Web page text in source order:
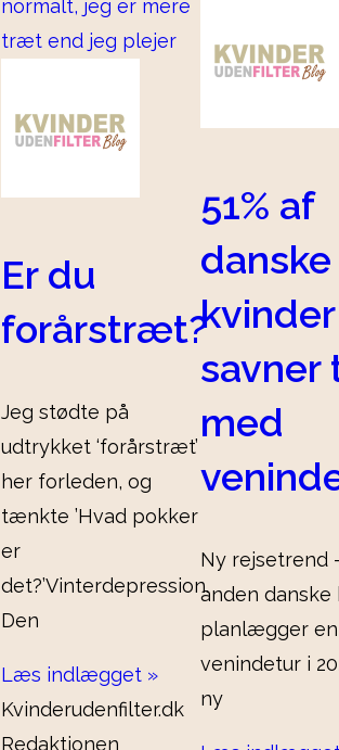
Er du
forårstræt?
Jeg stødte på
udtrykket ‘forårstræt’
her forleden, og
tænkte ’Hvad pokker
er
det?’Vinterdepression.
Den
Læs indlægget »
Kvinderudenfilter.dk
Redaktionen
51% af
danske
kvinder
savner
med
Ny rejsetrend
anden danske
planlægger en
venindetur i
ny